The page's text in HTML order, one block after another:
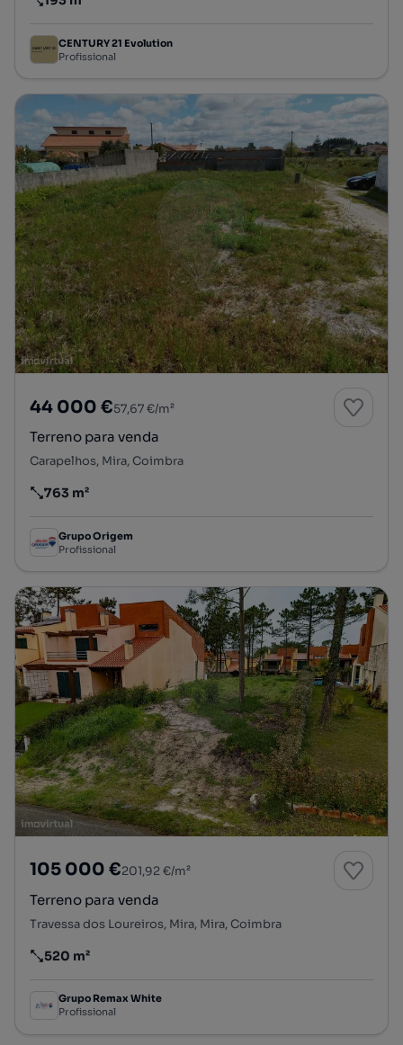
Preço por metro quadrado
CENTURY 21 Evolution
Profissional
44 000 €57,67 €/m²
Terreno para venda
Carapelhos, Mira, Coimbra
Preço por metro quadrado
763 m²
Grupo Origem
Profissional
105 000 €201,92 €/m²
Terreno para venda
Travessa dos Loureiros, Mira, Mira, Coimbra
Preço por metro quadrado
520 m²
Grupo Remax White
Profissional